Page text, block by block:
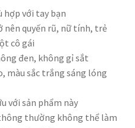
hợp với tay bạn
nên quyến rũ, nữ tính, trẻ
cô gái
đen, không gỉ sắt
màu sắc trắng sáng lóng
với sản phẩm này
thường không thể làm